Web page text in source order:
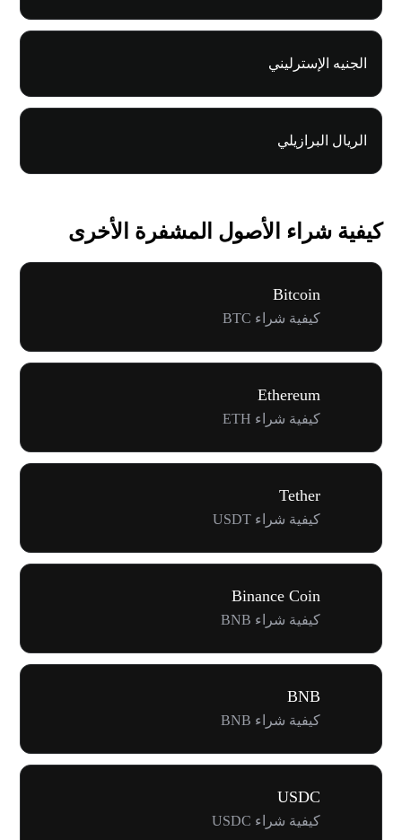
الجنيه الإسترليني
الريال البرازيلي
كيفية شراء الأصول المشفرة الأخرى
Bitcoin
كيفية شراء BTC
Ethereum
كيفية شراء ETH
Tether
كيفية شراء USDT
Binance Coin
كيفية شراء BNB
BNB
كيفية شراء BNB
USDC
كيفية شراء USDC